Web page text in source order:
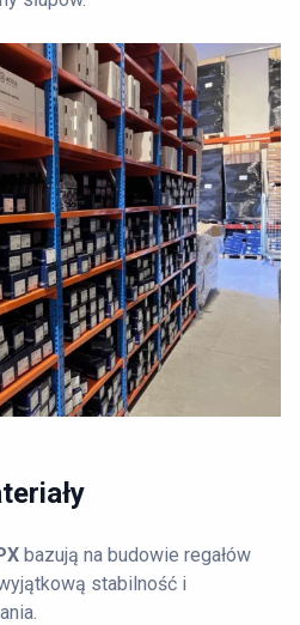
bazują na budowie regałów
stabilność i